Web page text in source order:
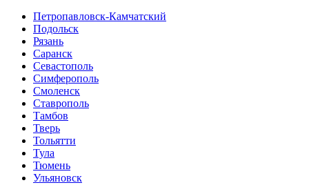
Петропавловск-Камчатский
Подольск
Рязань
Саранск
Севастополь
Симферополь
Смоленск
Ставрополь
Тамбов
Тверь
Тольятти
Тула
Тюмень
Ульяновск